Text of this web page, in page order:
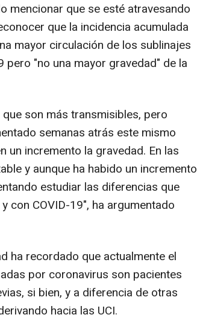
mencionar que se esté atravesando
que la incidencia acumulada
mayor circulación de los sublinajes
pero "no una mayor gravedad" de la
son más transmisibles, pero
semanas atrás este mismo
un incremento la gravedad. En las
y aunque ha habido un incremento
estudiar las diferencias que
con COVID-19", ha argumentado
ha recordado que actualmente el
por coronavirus son pacientes
si bien, y a diferencia de otras
hacia las UCI.